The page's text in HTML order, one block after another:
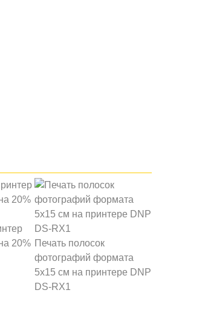
20% Печать полосок
фотографий формата
5х15 см на принтере DNP
DS-RX1